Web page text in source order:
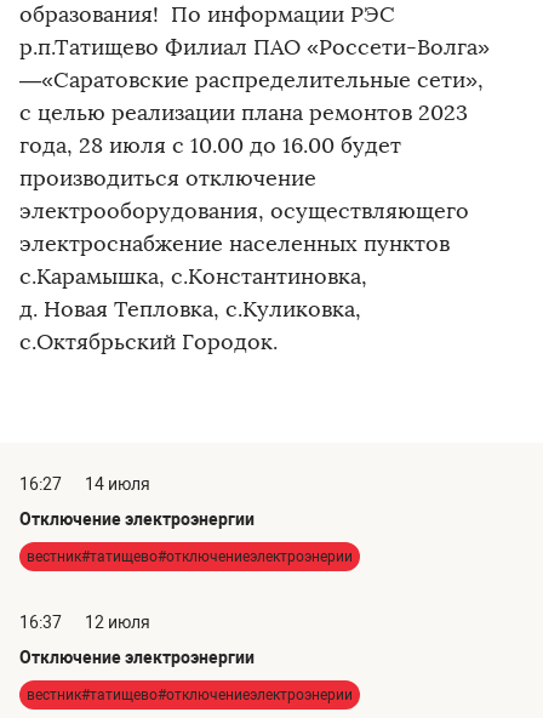
образования! По информации РЭС
р.п.Татищево Филиал ПАО «Россети-Волга»
—«Саратовские распределительные сети»,
с целью реализации плана ремонтов 2023
года, 28 июля с 10.00 до 16.00 будет
производиться отключение
электрооборудования, осуществляющего
электроснабжение населенных пунктов
с.Карамышка, с.Константиновка,
д. Новая Тепловка, с.Куликовка,
с.Октябрьский Городок.
16:27
14 июля
Отключение электроэнергии
вестник#татищево#отключениеэлектроэнерии
16:37
12 июля
Отключение электроэнергии
вестник#татищево#отключениеэлектроэнерии